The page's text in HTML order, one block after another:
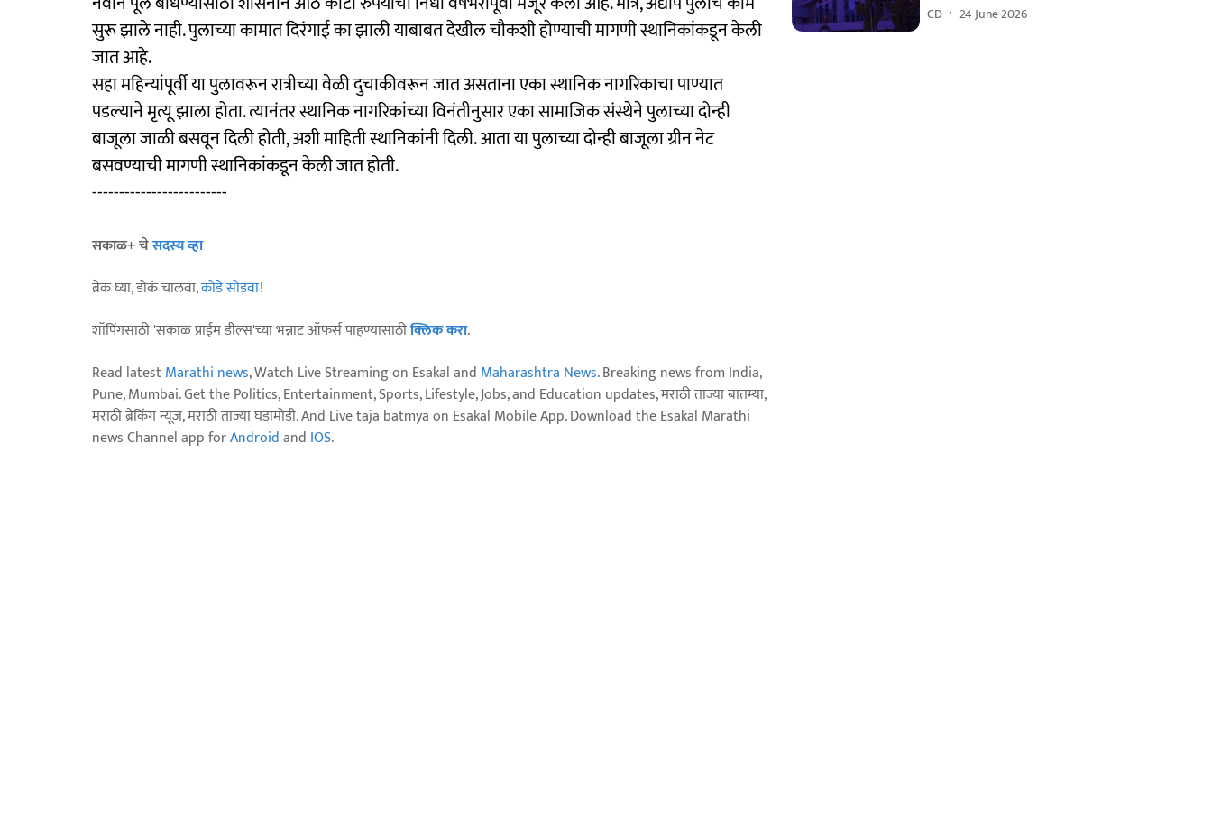
सुरू झाले नाही. पुलाच्या कामात दिरंगाई का झाली याबाबत देखील चौकशी होण्याची मागणी स्थानिकांकडून केली
जात आहे.
सहा महिन्यांपूर्वी या पुलावरून रात्रीच्या वेळी दुचाकीवरून जात असताना एका स्थानिक नागरिकाचा पाण्यात
पडल्याने मृत्यू झाला होता. त्यानंतर स्थानिक नागरिकांच्या विनंतीनुसार एका सामाजिक संस्थेने पुलाच्या दोन्ही
बाजूला जाळी बसवून दिली होती, अशी माहिती स्थानिकांनी दिली. आता या पुलाच्या दोन्ही बाजूला ग्रीन नेट
बसवण्याची मागणी स्थानिकांकडून केली जात होती.
-------------------------
सकाळ+ चेसदस्य व्हा
ब्रेक घ्या, डोकं चालवा,कोडे सोडवा!
शॉपिंगसाठी 'सकाळ प्राईम डील्स'च्या भन्नाट ऑफर्स पाहण्यासाठीक्लिक करा.
Read latestMarathi news, Watch Live Streaming on Esakal and Maharashtra News. Breaking news from India,
Pune, Mumbai. Get the Politics, Entertainment, Sports, Lifestyle, Jobs, and Education updates, मराठी ताज्या बातम्या,
मराठी ब्रेकिंग न्यूज, मराठी ताज्या घडामोडी. And Live taja batmya on Esakal Mobile App. Download the Esakal Marathi
news Channel app forAndroidand IOS.
CD 24 June 2026